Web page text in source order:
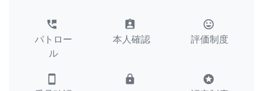
perm_phone_msg
パトロー
ル
assignment_ind
本人確認
tag_faces
評価制度
smartphone lock stars